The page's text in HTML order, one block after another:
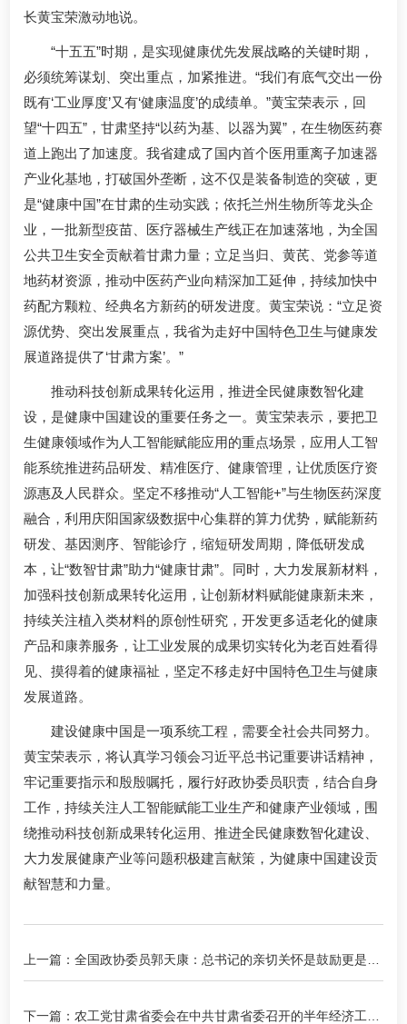
长黄宝荣激动地说。
“十五五”时期，是实现健康优先发展战略的关键时期，
必须统筹谋划、突出重点，加紧推进。“我们有底气交出一份
既有‘工业厚度’又有‘健康温度’的成绩单。”黄宝荣表示，回
望“十四五”，甘肃坚持“以药为基、以器为翼”，在生物医药赛
道上跑出了加速度。我省建成了国内首个医用重离子加速器
产业化基地，打破国外垄断，这不仅是装备制造的突破，更
是“健康中国”在甘肃的生动实践；依托兰州生物所等龙头企
业，一批新型疫苗、医疗器械生产线正在加速落地，为全国
公共卫生安全贡献着甘肃力量；立足当归、黄芪、党参等道
地药材资源，推动中医药产业向精深加工延伸，持续加快中
药配方颗粒、经典名方新药的研发进度。黄宝荣说：“立足资
源优势、突出发展重点，我省为走好中国特色卫生与健康发
展道路提供了‘甘肃方案’。”
推动科技创新成果转化运用，推进全民健康数智化建
设，是健康中国建设的重要任务之一。黄宝荣表示，要把卫
生健康领域作为人工智能赋能应用的重点场景，应用人工智
能系统推进药品研发、精准医疗、健康管理，让优质医疗资
源惠及人民群众。坚定不移推动“人工智能+”与生物医药深度
融合，利用庆阳国家级数据中心集群的算力优势，赋能新药
研发、基因测序、智能诊疗，缩短研发周期，降低研发成
本，让“数智甘肃”助力“健康甘肃”。同时，大力发展新材料，
加强科技创新成果转化运用，让创新材料赋能健康新未来，
持续关注植入类材料的原创性研究，开发更多适老化的健康
产品和康养服务，让工业发展的成果切实转化为老百姓看得
见、摸得着的健康福祉，坚定不移走好中国特色卫生与健康
发展道路。
建设健康中国是一项系统工程，需要全社会共同努力。
黄宝荣表示，将认真学习领会习近平总书记重要讲话精神，
牢记重要指示和殷殷嘱托，履行好政协委员职责，结合自身
工作，持续关注人工智能赋能工业生产和健康产业领域，围
绕推动科技创新成果转化运用、推进全民健康数智化建设、
大力发展健康产业等问题积极建言献策，为健康中国建设贡
献智慧和力量。
上一篇：全国政协委员郭天康：总书记的亲切关怀是鼓励更是鞭
策
下一篇：农工党甘肃省委会在中共甘肃省委召开的半年经济工作